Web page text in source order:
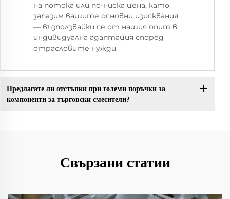
на потока или по-ниска цена, като
запазим вашите основни изисквания
— възползвайки се от нашия опит в
индивидуална адаптация според
отрасловите нужди.
Предлагате ли отстъпки при големи поръчки за
компоненти за търговски смесители?
Свързани статии